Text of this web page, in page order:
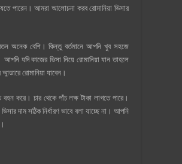
পারেন। আমরা আলোচনা করব রোমানিয়া ভিসার
অনেক বেশি। কিন্তু বর্তমানে আপনি খুব সহজে
যদি কাজের ভিসা নিয়ে রোমানিয়া যান তাহলে
রোমানিয়া যাবেন।
করে। চার থেকে পাঁচ লক্ষ টাকা লাগতে পারে।
দাম সঠিক নির্ধারণ ভাবে বলা যাচ্ছে না। আপনি